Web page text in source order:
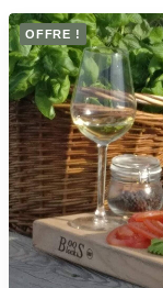
sélectionnées
sur
la
page
du
produit
€
existe
en
plusieurs
variantes.
Les
options
peuvent
être
sélectionnées
sur
la
page
du
produit
OFFRE !